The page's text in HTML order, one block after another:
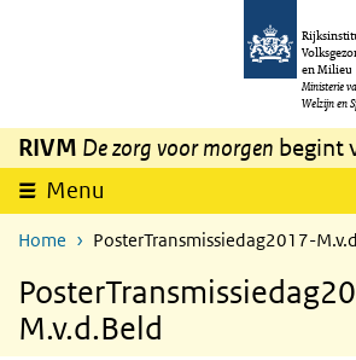
Overslaan en naar de inhoud gaan
en Milieu
Ministerie
Welzijn en
RIVM De zorg voor morgen begint
Menu
Home PosterTransmissiedag2017-
M.v.d.Beld